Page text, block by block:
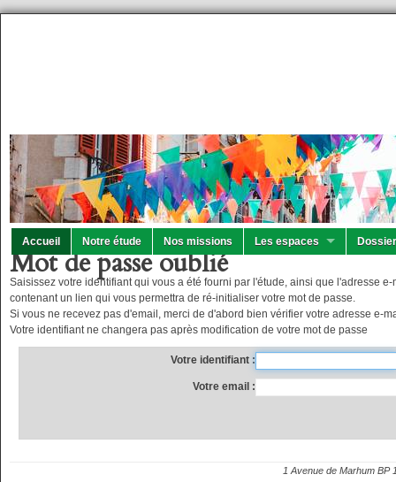
Accueil Notre étude Nos missions Les espaces
Mot de passe oublié
Saisissez votre identifiant qui vous a été fourni par l'étude, ainsi que l'adresse
contenant un lien qui vous permettra de ré-initialiser votre mot de passe.
Si vous ne recevez pas d'email, merci de d'abord bien vérifier votre adresse e-
Votre identifiant ne changera pas après modification de votre mot de passe
Votre identifiant
Votre email
1 Avenue de Marhum BP